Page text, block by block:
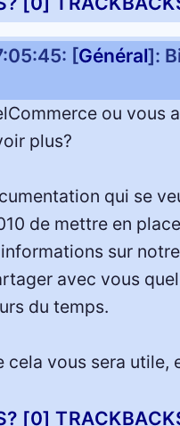
[Général]:
ou vous
plus?
qui se
de mettre en
sur
avec vous
du temps.
cela vous sera utile,
[0]